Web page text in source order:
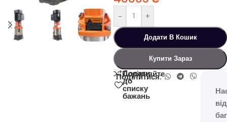
- +
Додати В Кошик
Купити Зараз
Порівняйте
Додати
до
списку
бажань
Поділитися: